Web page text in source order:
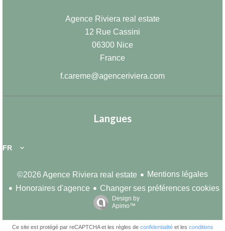
Agence Riviera real estate
12 Rue Cassini
06300 Nice
France
f.careme@agenceriviera.com
Langues
FR
©2026 Agence Riviera real estate
Mentions légales
Honoraires d'agence
Changer ses préférences cookies
Design by
Apimo™
Ce site est protégé par reCAPTCHA et les règles de confidentialitéet les conditions